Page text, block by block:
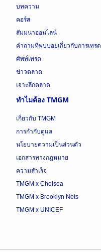
บทความ
คอร์ส
สัมมนาออนไลน์
คำถามที่พบบ่อยเกี่ยวกับการเทรด
ศัพท์เทรด
ข่าวตลาด
เจาะลึกตลาด
ทำไมต้อง TMGM
เกี่ยวกับ TMGM
การกำกับดูแล
นโยบายความเป็นส่วนตัว
เอกสารทางกฎหมาย
ความสำเร็จ
TMGM x Chelsea
TMGM x Brooklyn Nets
TMGM x UNICEF